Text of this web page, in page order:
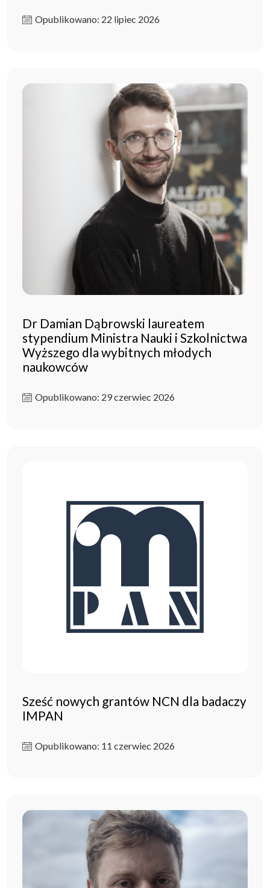
Opublikowano: 22 lipiec 2026
Dr Damian Dąbrowski laureatem
stypendium Ministra Nauki i Szkolnictwa
Wyższego dla wybitnych młodych
naukowców
Opublikowano: 29 czerwiec 2026
Sześć nowych grantów NCN dla badaczy
IMPAN
Opublikowano: 11 czerwiec 2026